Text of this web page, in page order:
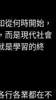
從何時開始，
而是現代社會
是學習的終
行各業都在不